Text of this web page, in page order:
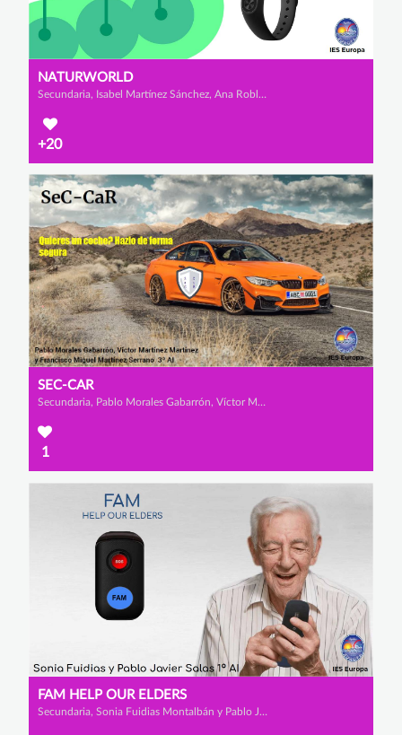
NATURWORLD
Secundaria, Isabel Martínez Sánchez, Ana Robles Collado y Lorena Mena Gavilán
+20
SEC-CAR
Secundaria, Pablo Morales Gabarrón, Víctor Martínez Martínez y Francisco Miguel Martínez Serrano
1
FAM HELP OUR ELDERS
Secundaria, Sonia Fuidias Montalbán y Pablo Javier Salas Orozco